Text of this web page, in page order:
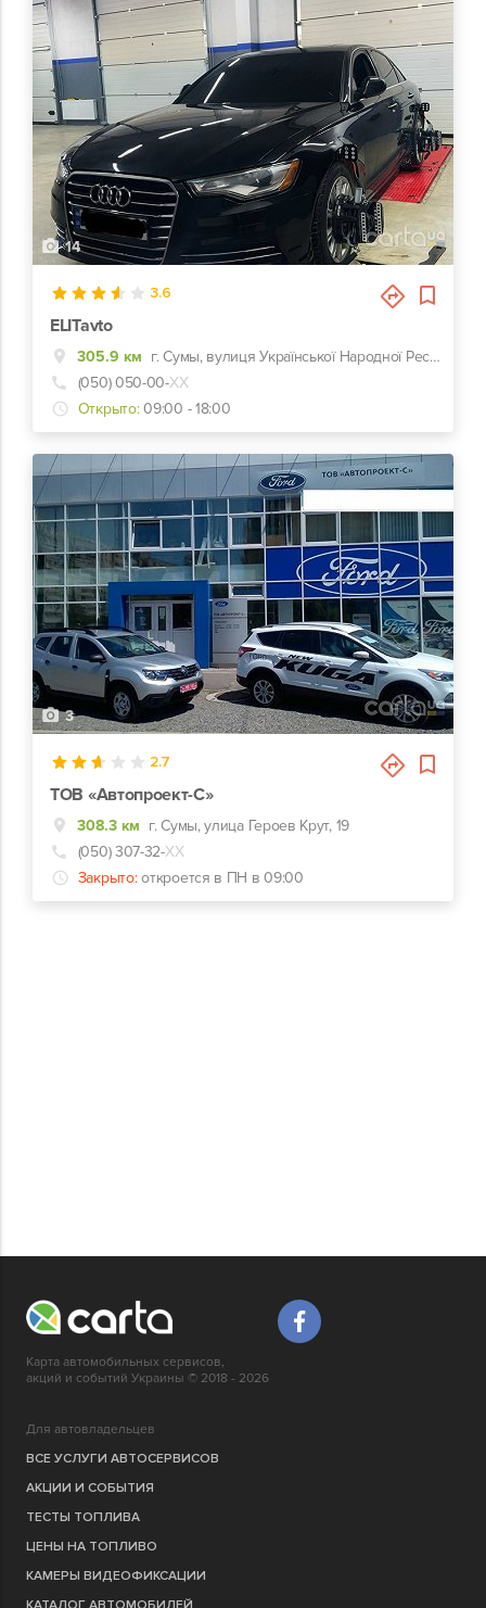
14
3.6
ELITavto
305.9 км
г. Сумы, вулиця Української Народної Республіки, 4
(050) 050-00-ХХ
Открыто: 09:00 - 18:00
3
2.7
ТОВ «Автопроект-С»
308.3 км г. Сумы, улица Героев Крут, 19
(050) 307-32-ХХ
Закрыто: откроется в ПН в 09:00
Карта автомобильных сервисов,
акций и событий Украины © 2018 - 2026
Для автовладельцев
ВСЕ УСЛУГИ АВТОСЕРВИСОВ
АКЦИИ И СОБЫТИЯ
ТЕСТЫ ТОПЛИВА
ЦЕНЫ НА ТОПЛИВО
КАМЕРЫ ВИДЕОФИКСАЦИИ